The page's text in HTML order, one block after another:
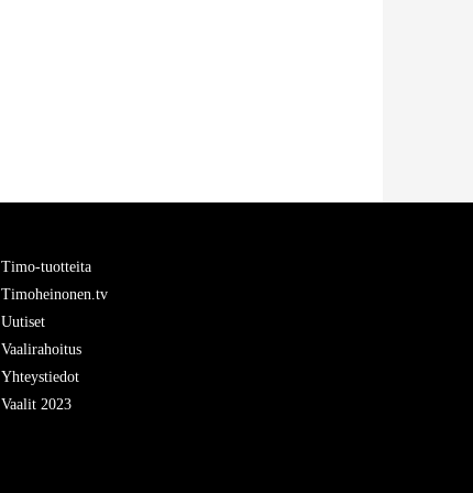
Timo-tuotteita
Timoheinonen.tv
Uutiset
Vaalirahoitus
Yhteystiedot
Vaalit 2023